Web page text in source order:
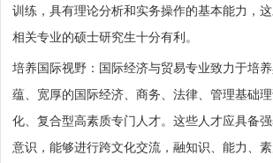
训练，具有理论分析和实务操作的基本能力，
相关专业的硕士研究生十分有利。
培养国际视野 ：国际经济与贸易专业致力于培
蕴、宽厚的国际经济、商务、法律、管理基础
化、复合型高素质专门人才。这些人才应具备
意识，能够进行跨文化交流，融知识、能力、